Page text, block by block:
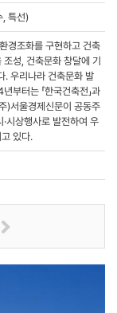
, 특선)
경조화를 구현하고 건축
성, 건축문화 창달에 기
. 우리나라 건축문화 발
부터는 「한국건축전」과
)서울경제신문이 공동주
시상행사로 발전하여 우
있다.